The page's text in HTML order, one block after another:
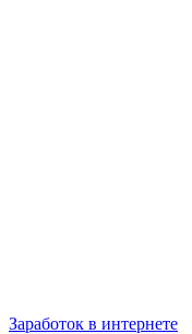
Заработок в интернете